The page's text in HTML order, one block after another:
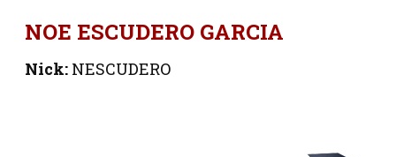
NOE ESCUDERO GARCIA
Nick:NESCUDERO